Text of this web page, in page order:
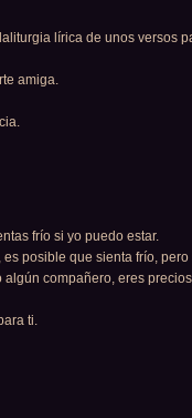
lírica de unos versos
amiga.
frío si yo puedo estar.
posible que sienta frío,
algún compañero, eres
ti.